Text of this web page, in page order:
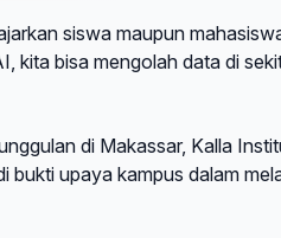
siswa maupun
kita bisa mengolah data di
di Makassar, Kalla
bukti upaya kampus dalam